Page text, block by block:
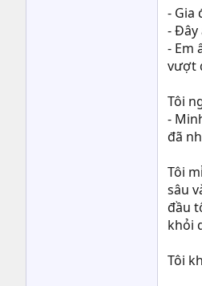
- Gia
- Đây
- Em
vượt
Tôi
-
đã
Tôi
sâu
đầu
khỏi
Tôi